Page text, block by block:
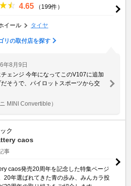
4.65 （199件）
イール タイヤ
リの取付店を探す
年8月9日
ェンジ 今年になってこのV107に追加
そうで、パイロットスポーツから交
MINI Convertible）
ク
caos
事
caos発売20周年を記念した特集ページ
20年選ばれてきた青の歩み、みんカラ投